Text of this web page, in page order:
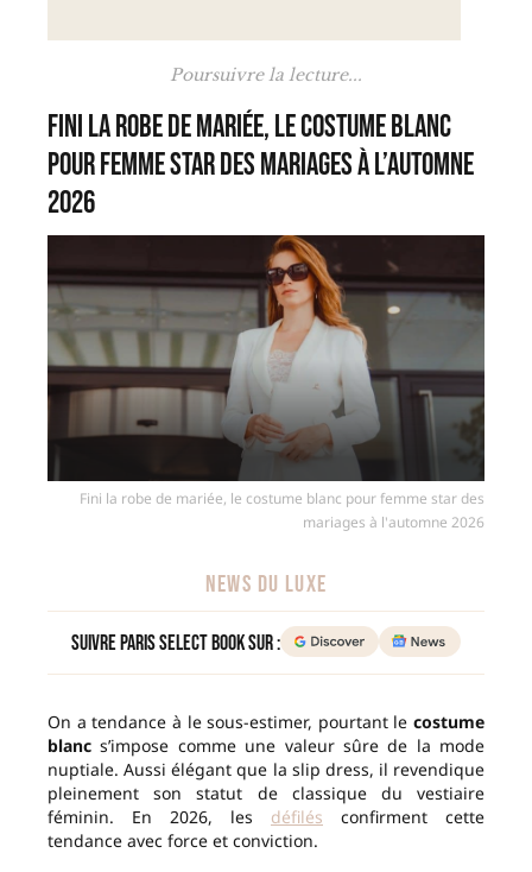
Poursuivre la lecture...
Fini la robe de mariée, le costume blanc
pour femme star des mariages à l’automne
2026
Fini la robe de mariée, le costume blanc pour femme star des
mariages à l'automne 2026
NEWS DU LUXE
Suivre Paris Select Book sur :
On a tendance à le sous-estimer, pourtant le costume
blanc s’impose comme une valeur sûre de la mode
nuptiale. Aussi élégant que la slip dress, il revendique
pleinement son statut de classique du vestiaire
féminin. En 2026, les défilés confirment cette
tendance avec force et conviction.